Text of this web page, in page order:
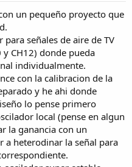
un pequeño proyecto que
señales de aire de TV
y CH12) donde pueda
individualmente.
con la calibracion de la
y he ahi donde
lo pense primero
local (pense en algun
la ganancia con un
a heterodinar la señal para